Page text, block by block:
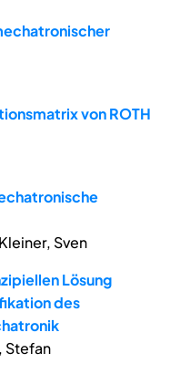
von ROTH
Sven
Lösung
des
Stefan